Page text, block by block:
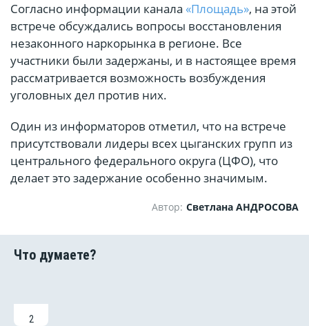
Согласно информации канала «Площадь», на этой
встрече обсуждались вопросы восстановления
незаконного наркорынка в регионе. Все
участники были задержаны, и в настоящее время
рассматривается возможность возбуждения
уголовных дел против них.
Один из информаторов отметил, что на встрече
присутствовали лидеры всех цыганских групп из
центрального федерального округа (ЦФО), что
делает это задержание особенно значимым.
Автор: Светлана АНДРОСОВА
2